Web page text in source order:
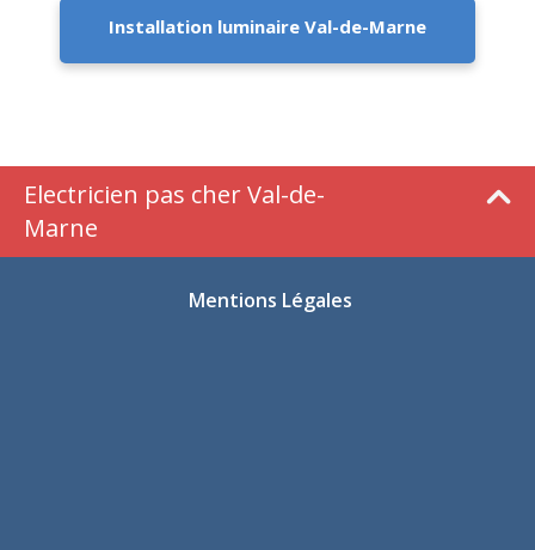
Installation luminaire Val-de-Marne
Electricien pas cher Val-de-
Marne
Mentions Légales